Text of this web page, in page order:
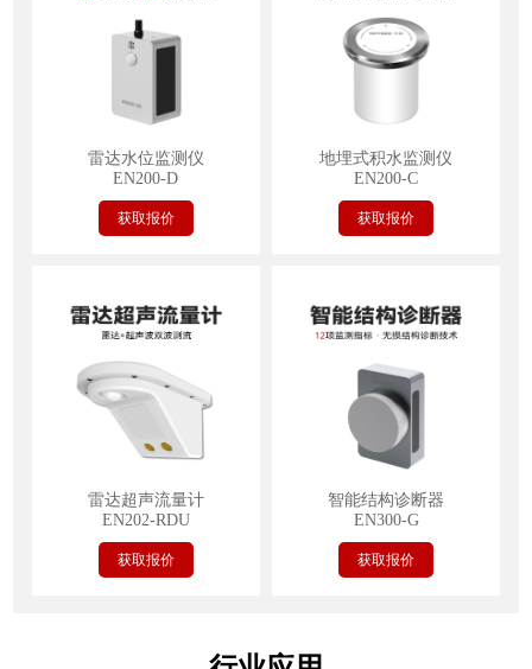
雷达水位监测仪
EN200-D
获取报价
地埋式积水监测仪
EN200-C
获取报价
雷达超声流量计
EN202-RDU
获取报价
智能结构诊断器
EN300-G
获取报价